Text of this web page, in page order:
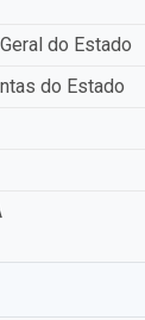
do Estado
do Estado